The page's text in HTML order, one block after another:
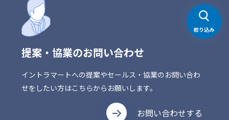
提案・協業のお問い合わせ
イントラマートへの提案やセールス・協業のお問い合わ
せをしたい方はこちらからお願いします。
お問い合わせする
絞り込み